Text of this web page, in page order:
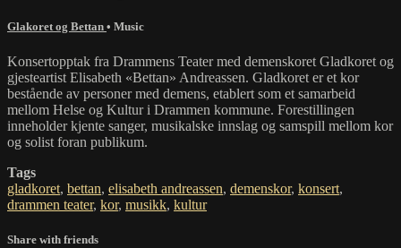
Glakoret og Bettan • Music
Konsertopptak fra Drammens Teater med demenskoret Gladkoret og
gjesteartist Elisabeth «Bettan» Andreassen. Gladkoret er et kor
bestående av personer med demens, etablert som et samarbeid
mellom Helse og Kultur i Drammen kommune. Forestillingen
inneholder kjente sanger, musikalske innslag og samspill mellom kor
og solist foran publikum.
Tags
gladkoret, bettan, elisabeth andreassen, demenskor, konsert,
drammen teater, kor, musikk, kultur
Share with friends